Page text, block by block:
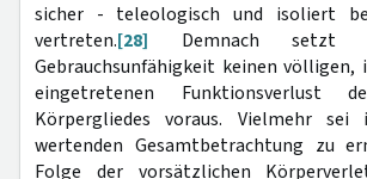
sicher - teleologisch und isoliert
vertreten.[28] Demnach setzt
Gebrauchsunfähigkeit keinen völligen,
eingetretenen Funktionsverlust
Körpergliedes voraus. Vielmehr
wertenden Gesamtbetrachtung zu
Folge der vorsätzlichen